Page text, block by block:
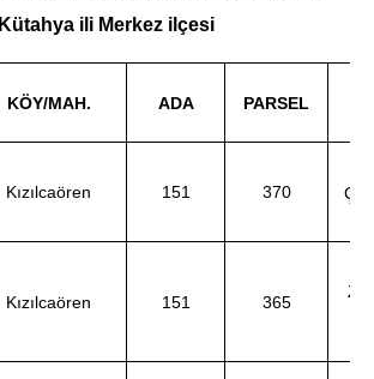
Kütahya ili Merkez ilçesi
KÖY/MAH. ADA PARSEL
Kızılcaören 151 370
Kızılcaören 151 365